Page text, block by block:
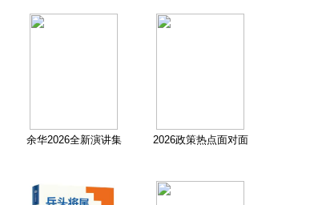
余华2026全新演讲集 2026政策热点面对面